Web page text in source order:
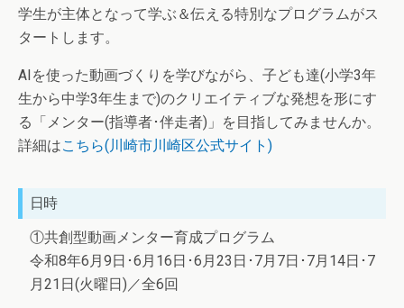
学生が主体となって学ぶ＆伝える特別なプログラムがス
タートします。
AIを使った動画づくりを学びながら、子ども達(小学3年
生から中学3年生まで)のクリエイティブな発想を形にす
る「メンター(指導者･伴走者)」を目指してみませんか。
詳細はこちら(川崎市川崎区公式サイト)
日時
①共創型動画メンター育成プログラム
令和8年6月9日･6月16日･6月23日･7月7日･7月14日･7
月21日(火曜日)／全6回